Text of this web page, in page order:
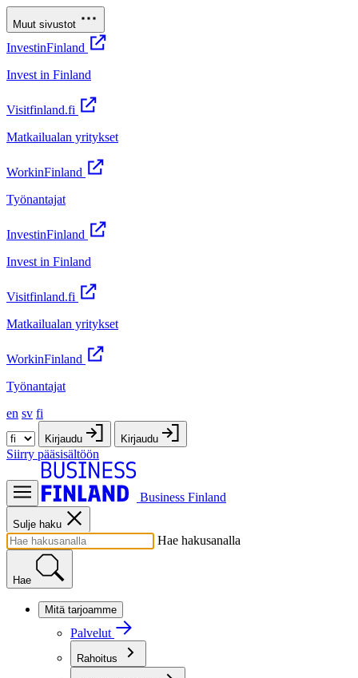
Muut sivustot
InvestinFinland
Invest in Finland
Visitfinland.fi
Matkailualan yritykset
WorkinFinland
Työnantajat
InvestinFinland
Invest in Finland
Visitfinland.fi
Matkailualan yritykset
WorkinFinland
Työnantajat
en sv fi
Kirjaudu Kirjaudu
Siirry pääsisältöön
Business Finland
Sulje haku
Hae hakusanalla
Hae
Mitä tarjoamme
Palvelut
Rahoitus